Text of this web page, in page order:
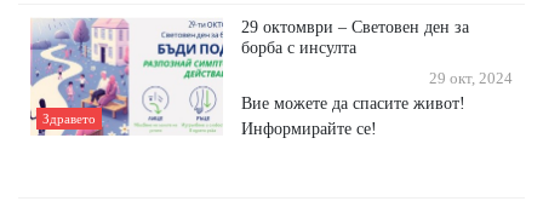
Здравето
29 октомври – Световен ден за
борба с инсулта
29 окт, 2024
Вие можете да спасите живот!
Информирайте се!